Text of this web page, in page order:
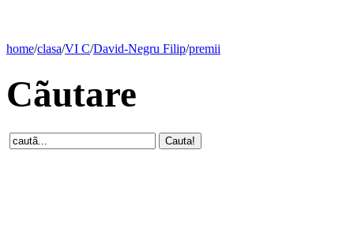
home/clasa/VI C/David-Negru Filip/premii
Cãutare